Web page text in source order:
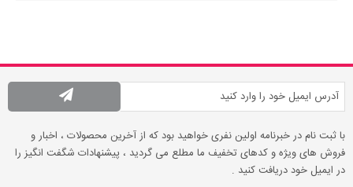
با ثبت نام در خبرنامه اولین نفری خواهید بود که از آخرین محصولات ، اخبار و
فروش های ویژه و کدهای تخفیف ما مطلع می گردید ، پیشنهادات شگفت انگیز را
در ایمیل خود دریافت کنید .